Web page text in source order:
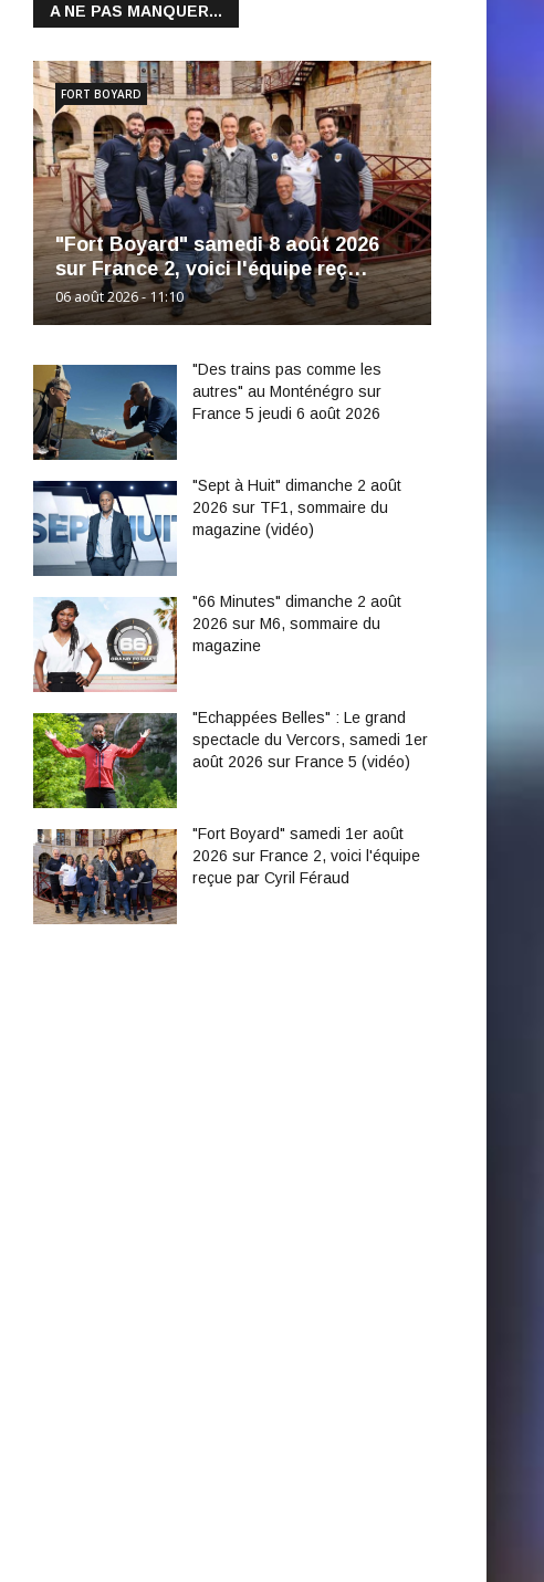
A NE PAS MANQUER...
"Fort Boyard" samedi 8 août 2026
sur France 2, voici l'équipe reç…
06 août 2026 - 11:10
FORT BOYARD
"Des trains pas comme les
autres" au Monténégro sur
France 5 jeudi 6 août 2026
"Sept à Huit" dimanche 2 août
2026 sur TF1, sommaire du
magazine (vidéo)
"66 Minutes" dimanche 2 août
2026 sur M6, sommaire du
magazine
"Echappées Belles" : Le grand
spectacle du Vercors, samedi 1er
août 2026 sur France 5 (vidéo)
"Fort Boyard" samedi 1er août
2026 sur France 2, voici l'équipe
reçue par Cyril Féraud